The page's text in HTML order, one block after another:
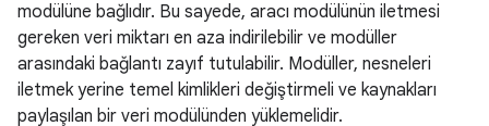
modülüne bağlıdır. Bu sayede, aracı modülünün iletmesi
gereken veri miktarı en aza indirilebilir ve modüller
arasındaki bağlantı zayıf tutulabilir. Modüller, nesneleri
iletmek yerine temel kimlikleri değiştirmeli ve kaynakları
paylaşılan bir veri modülünden yüklemelidir.